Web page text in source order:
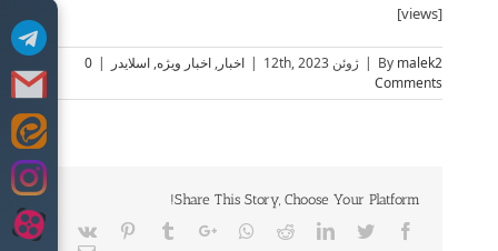
[views]
By malek2
| ژوئن 12th, 2023 | اخبار, اخبار ویژه, اسلایدر |
0
Comments
Share This Story, Choose Your Platform!
Facebook
Twitter
LinkedIn
Reddit
Whatsapp
Google+
Tumblr
Pinterest
Vk